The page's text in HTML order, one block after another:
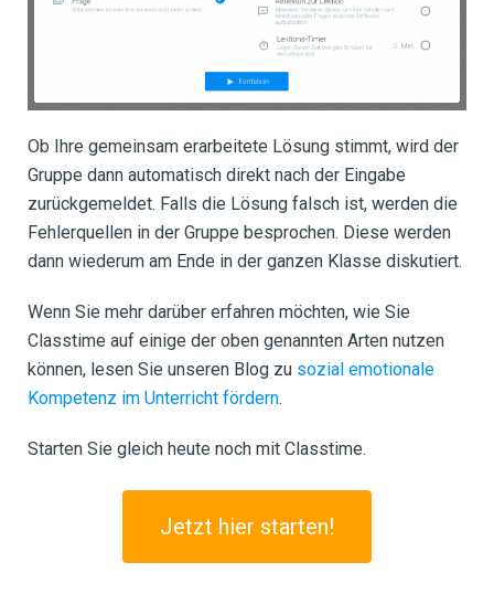
Ob Ihre gemeinsam erarbeitete Lösung stimmt, wird der
Gruppe dann automatisch direkt nach der Eingabe
zurückgemeldet. Falls die Lösung falsch ist, werden die
Fehlerquellen in der Gruppe besprochen. Diese werden
dann wiederum am Ende in der ganzen Klasse diskutiert.
Wenn Sie mehr darüber erfahren möchten, wie Sie
Classtime auf einige der oben genannten Arten nutzen
können, lesen Sie unseren Blog zu sozial emotionale
Kompetenz im Unterricht fördern.
Starten Sie gleich heute noch mit Classtime.
Jetzt hier starten!